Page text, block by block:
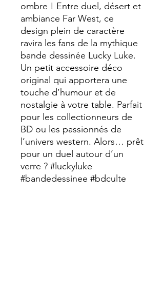
ombre ! Entre duel, désert et
ambiance Far West, ce
design plein de caractère
ravira les fans de la mythique
bande dessinée Lucky Luke.
Un petit accessoire déco
original qui apportera une
touche d’humour et de
nostalgie à votre table. Parfait
pour les collectionneurs de
BD ou les passionnés de
l’univers western. Alors… prêt
pour un duel autour d’un
verre ? #luckyluke
#bandedessinee #bdculte